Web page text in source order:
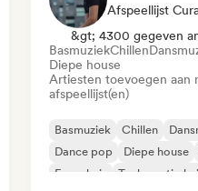
Afspeellijst
&gt; 4300 gegeven
BasmuziekChillen
Diepe house
Artiesten toevoegen aan
afspeellijst(en)
Basmuziek Chillen
Dance pop
Diepe house
Frans huis
Toekomstig huis